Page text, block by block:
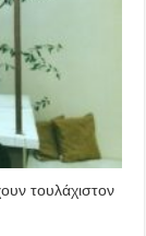
τουλάχιστον